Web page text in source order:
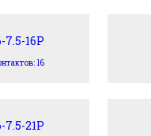
7.5-16P
16
7.5-21P